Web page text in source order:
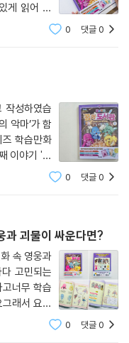
원하는 내용을 쓰고 맘껏 꾸
예요.
게 읽어 왔
도 늘 흥미
0 댓글0
작성하였습
악마’가 함
즈 학습만화
이야기 '신
이야기는 꿈
0 댓글0
과 괴물이 싸운다면?
속 영웅과
고민되는
너무 학습
래서 요즘
스럽게 배경
0 댓글0